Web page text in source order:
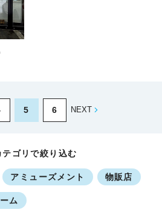
5 6 NEXT
テゴリで絞り込む
アミューズメント 物販店
ム